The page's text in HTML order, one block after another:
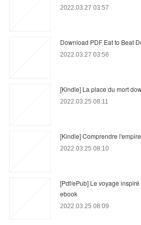
2022.03.27 03:57
Download PDF Eat to Beat
2022.03.27 03:56
[Kindle] La place du mort
2022.03.25 08:11
[Kindle] Comprendre
2022.03.25 08:10
[Pdf/ePub] Le voyage
ebook
2022.03.25 08:09